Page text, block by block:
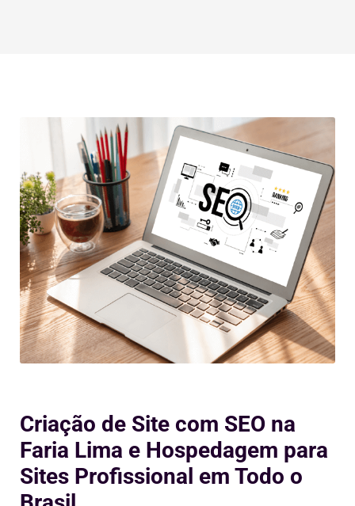
Criação de Site com SEO na
Faria Lima e Hospedagem para
Sites Profissional em Todo o